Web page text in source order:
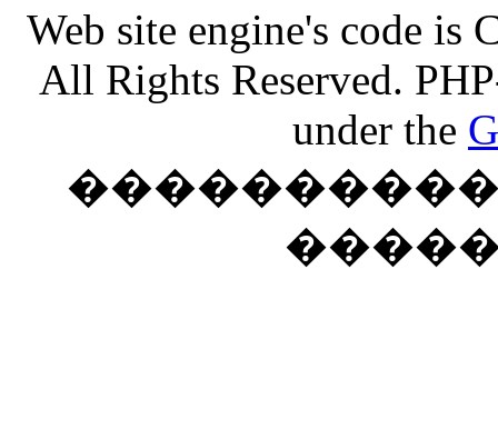
Web site engine's code
All Rights Reserved.
under the
����������